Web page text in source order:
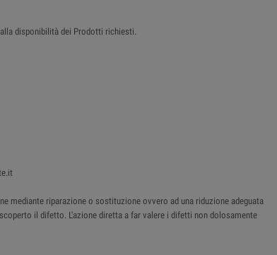
disponibilità dei Prodotti richiesti.
mediante riparazione o sostituzione ovvero ad una riduzione adeguata
il difetto. L'azione diretta a far valere i difetti non dolosamente